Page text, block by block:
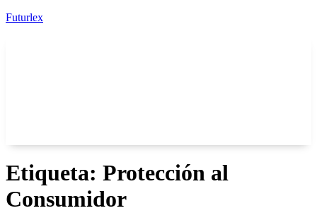
Futurlex
Etiqueta: Protección al
Consumidor